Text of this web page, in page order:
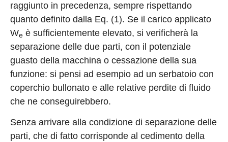
raggiunto in precedenza, sempre rispettando
quanto definito dalla Eq. (1). Se il carico applicato
We è sufficientemente elevato, si verificherà la
separazione delle due parti, con il potenziale
guasto della macchina o cessazione della sua
funzione: si pensi ad esempio ad un serbatoio con
coperchio bullonato e alle relative perdite di fluido
che ne conseguirebbero.
Senza arrivare alla condizione di separazione delle
parti, che di fatto corrisponde al cedimento della